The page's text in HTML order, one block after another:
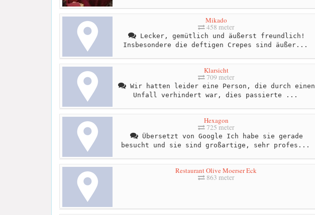
Mikado
458 meter
Lecker, gemütlich und äußerst freundlich!
Insbesondere die deftigen Crepes sind äußer...
Klarsicht
709 meter
Wir hatten leider eine Person, die durch einen
Unfall verhindert war, dies passierte ...
Hexagon
725 meter
Übersetzt von Google Ich habe sie gerade
besucht und sie sind großartige, sehr profes...
Restaurant Olive Moerser Eck
863 meter